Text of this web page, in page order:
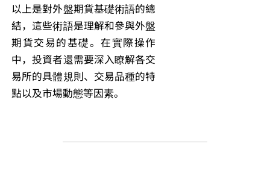
以上是對外盤期貨基礎術語的總
結，這些術語是理解和參與外盤
期貨交易的基礎。在實際操作
中，投資者還需要深入瞭解各交
易所的具體規則、交易品種的特
點以及市場動態等因素。